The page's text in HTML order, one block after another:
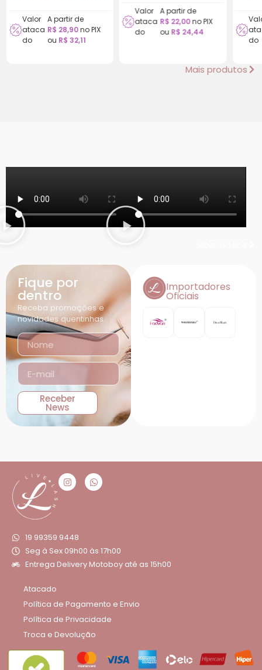
Valor
ataca
do
A partir de
R$ 28,90no PIX
ou R$ 32,11
Valor
ataca
do
A partir de
R$ 22,00no PIX
ou R$ 24,44
do
Mais produtos
Fique por
dentro
Receba promoções e
novidades quentinhas.
Receber
News
Importadores
Oficiais
19 99359 9448
Seg à Sex 09h00 às 17h00
Entrega Delivery Motoboy até as 15h00
Atacado
Política de Pagamento e Envio
Política de Privacidade
Troca e Devolução